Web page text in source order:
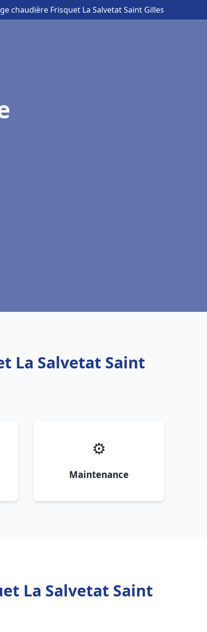
chaudière Frisquet La Salvetat Saint Gilles
La Salvetat Saint
⚙️
Maintenance
La Salvetat Saint